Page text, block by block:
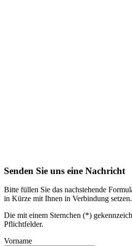
Senden Sie uns eine Nachricht
Bitte füllen Sie das nachstehende
in Kürze mit Ihnen in Verbindung setzen.
Die mit einem Sternchen (*)
Pflichtfelder.
Vorname